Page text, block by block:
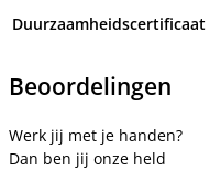
Duurzaamheidscertificaat
Beoordelingen
Werk jij met je handen?
Dan ben jij onze held